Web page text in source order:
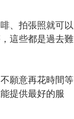
、拍張照就可以
這些都是過去難
願意再花時間等
提供最好的服